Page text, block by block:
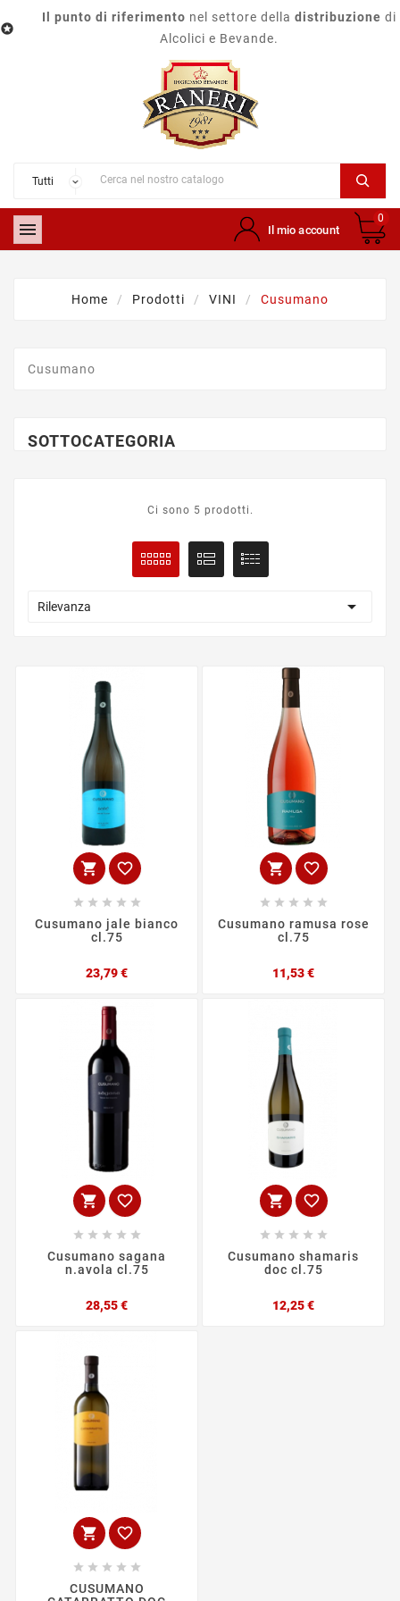

Il punto di riferimento nel settore della distribuzione di
Alcolici e Bevande.
 Il mio account
0
Home Prodotti VINI Cusumano
Cusumano
SOTTOCATEGORIA
Ci sono 5 prodotti.
Rilevanza 
 
    
Cusumano jale bianco
cl.75
23,79 €Prezzo
 
    
Cusumano ramusa rose
cl.75
11,53 €Prezzo
 
    
Cusumano sagana
n.avola cl.75
28,55 €Prezzo
 
    
Cusumano shamaris
doc cl.75
12,25 €Prezzo
 
    
CUSUMANO